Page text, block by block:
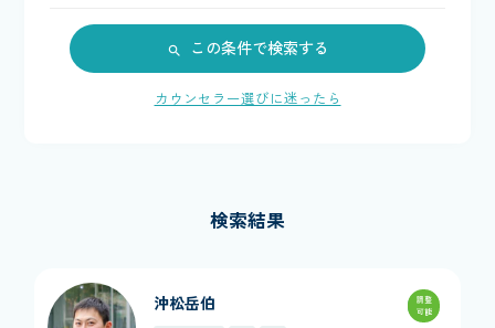
この条件で検索する
カウンセラー選びに迷ったら
検索結果
沖松岳伯
調整
可能